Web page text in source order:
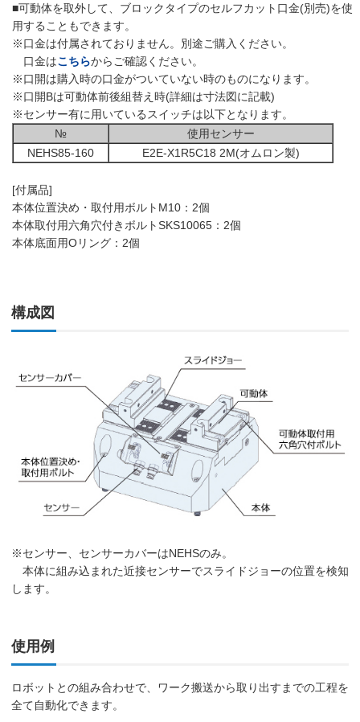
■可動体を取外して、ブロックタイプのセルフカット口金(別売)を使
用することもできます。
※口金は付属されておりません。別途ご購入ください。
口金はこちらからご確認ください。
※口開は購入時の口金がついていない時のものになります。
※口開Bは可動体前後組替え時(詳細は寸法図に記載)
※センサー有に用いているスイッチは以下となります。
№
使用センサー
NEHS85-160
E2E-X1R5C18 2M(オムロン製)
[付属品]
本体位置決め・取付用ボルトM10：2個
本体取付用六角穴付きボルトSKS10065：2個
本体底面用Oリング：2個
構成図
※センサー、センサーカバーはNEHSのみ。
本体に組み込まれた近接センサーでスライドジョーの位置を検知
します。
使用例
ロボットとの組み合わせで、ワーク搬送から取り出すまでの工程を
全て自動化できます。